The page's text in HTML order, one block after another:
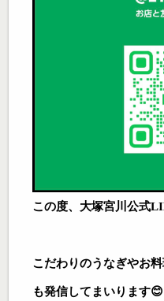
この度、大塚宮川公式
こだわりのうなぎやお
も発信してまいります😊